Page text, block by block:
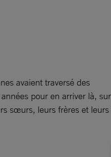
avaient traversé des
pour en arriver là, sur
sœurs, leurs frères et leurs